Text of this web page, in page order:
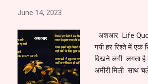
June 14, 2023
अशआर Life
गयी हर रिश्ते में
दिखने लगी लगता है
अमीरी मिली साथ